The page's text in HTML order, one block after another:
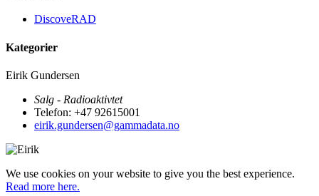
DiscoveRAD
Kategorier
Eirik Gundersen
Salg - Radioaktivtet
Telefon: +47 92615001
eirik.gundersen@gammadata.no
We use cookies on your website to give you the best experience.
Read more here.